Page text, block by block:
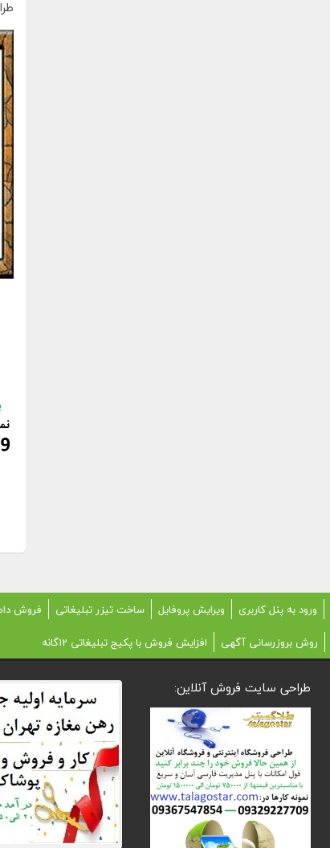
ورود به پنل کاربری ویرایش پروفایل ساخت تیزر تبلیغاتی فروش
روش بروزرسانی آگهی افزایش فروش با پکیج تبلیغاتی 12گانه
طراحی سایت فروش آنلاین: